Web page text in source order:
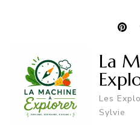
La
Les
Sylvie